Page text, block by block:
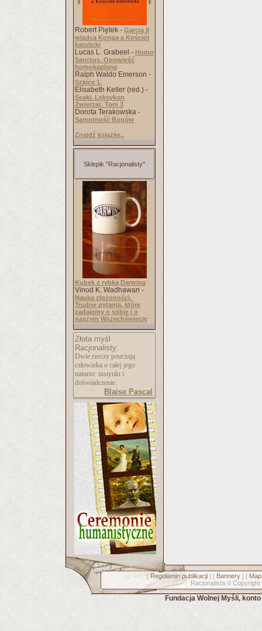
Robert Piętek - Garcia II
władca Konga a Kościół
katolicki
Lucas L. Grabeel - Homo
Sanctus. Opowieść
homokapłana
Ralph Waldo Emerson -
Szkice 1.
Elisabeth Keller (red.) -
Ssaki. Leksykon
Zwierząt. Tom 3
Dorota Terakowska -
Samotność Bogów
Znajdź książkę..
Sklepik "Racjonalisty"
Kubek z rybką Darwina
Vinod K. Wadhawan -
Nauka złożoności.
Trudne pytania, które
zadajemy o sobie i o
naszym Wszechświecie
Złota myśl
Racjonalisty:
Dwie rzeczy pouczają
człowieka o całej jego
naturze: instynkt i
doświadczenie.
Blaise Pascal
[ Regulamin publikacji] [ Bannery] [
Racjonalista © Copyright
Fundacja Wolnej Myśli,